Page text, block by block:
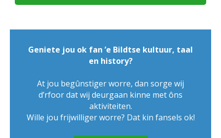
Geniete jou ok fan ’e Bildtse kultuur, taal
en history?
At jou begûnstiger worre, dan sorge wij
d’rfoor dat wij deurgaan kinne met ôns
aktiviteiten.
Wille jou frijwilliger worre? Dat kin fansels ok!